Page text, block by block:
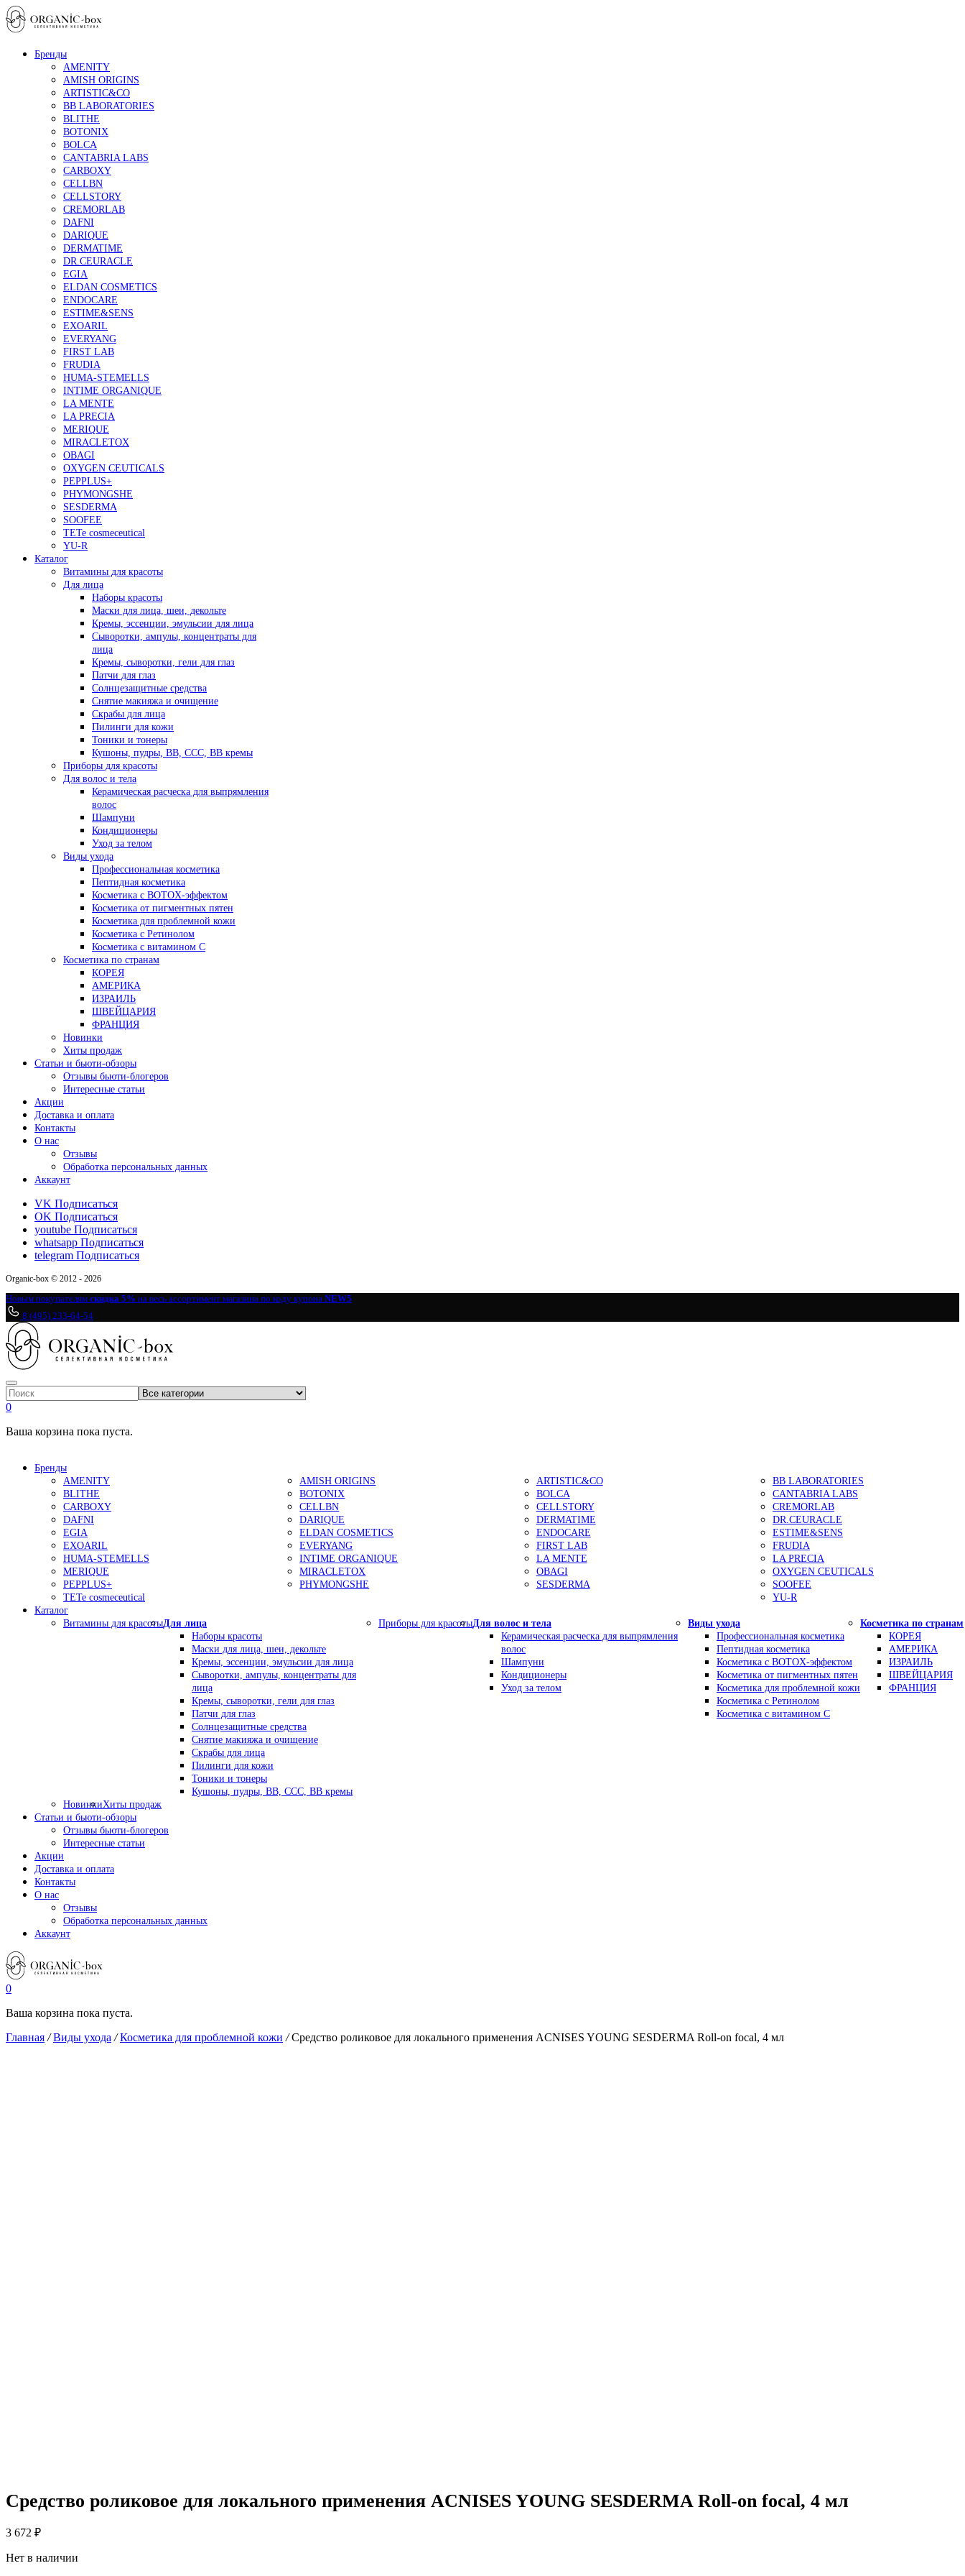
Бренды
AMENITY
AMISH ORIGINS
ARTISTIC&CO
BB LABORATORIES
BLITHE
BOTONIX
BOLCA
CANTABRIA LABS
CARBOXY
CELLBN
CELLSTORY
CREMORLAB
DAFNI
DARIQUE
DERMATIME
DR.CEURACLE
EGIA
ELDAN COSMETICS
ENDOCARE
ESTIME&SENS
EXOARIL
EVERYANG
FIRST LAB
FRUDIA
HUMA-STEMELLS
INTIME ORGANIQUE
LA MENTE
LA PRECIA
MERIQUE
MIRACLETOX
OBAGI
OXYGEN CEUTICALS
PEPPLUS+
PHYMONGSHE
SESDERMA
SOOFEE
TETe cosmeceutical
YU-R
Каталог
Витамины для красоты
Для лица
Наборы красоты
Маски для лица, шеи, декольте
Кремы, эссенции, эмульсии для лица
Сыворотки, ампулы, концентраты для
лица
Кремы, сыворотки, гели для глаз
Патчи для глаз
Солнцезащитные средства
Снятие макияжа и очищение
Скрабы для лица
Пилинги для кожи
Тоники и тонеры
Кушоны, пудры, ВВ, ССС, ВВ кремы
Приборы для красоты
Для волос и тела
Керамическая расческа для выпрямления
волос
Шампуни
Кондиционеры
Уход за телом
Виды ухода
Профессиональная косметика
Пептидная косметика
Косметика с BOTOX-эффектом
Косметика от пигментных пятен
Косметика для проблемной кожи
Косметика с Ретинолом
Косметика с витамином С
Косметика по странам
КОРЕЯ
АМЕРИКА
ИЗРАИЛЬ
ШВЕЙЦАРИЯ
ФРАНЦИЯ
Новинки
Хиты продаж
Статьи и бьюти-обзоры
Отзывы бьюти-блогеров
Интересные статьи
Акции
Доставка и оплата
Контакты
О нас
Отзывы
Обработка персональных данных
Аккаунт
VK Подписаться
OK Подписаться
youtube Подписаться
whatsapp Подписаться
telegram Подписаться
Organic-box © 2012 - 2026
Новым покупателям скидка 5% на весь ассортимент магазина по коду купона NEW5
8 (495) 233-64-54
0
Ваша корзина пока пуста.
Бренды
AMENITY
AMISH ORIGINS ARTISTIC&CO
BB LABORATORIES
BLITHE
BOTONIX BOLCA
CANTABRIA LABS
CARBOXY
CELLBN CELLSTORY
CREMORLAB
DAFNI
DARIQUE DERMATIME
DR.CEURACLE
EGIA
ELDAN COSMETICS ENDOCARE
ESTIME&SENS
EXOARIL
EVERYANG FIRST LAB
FRUDIA
HUMA-STEMELLS
INTIME ORGANIQUE LA MENTE
LA PRECIA
MERIQUE
MIRACLETOX OBAGI
OXYGEN CEUTICALS
PEPPLUS+
PHYMONGSHE SESDERMA
SOOFEE
TETe cosmeceutical
YU-R
Каталог
Витамины для красотыДля лица
Наборы красоты
Маски для лица, шеи, декольте
Кремы, эссенции, эмульсии для лица
Сыворотки, ампулы, концентраты для
лица
Кремы, сыворотки, гели для глаз
Патчи для глаз
Солнцезащитные средства
Снятие макияжа и очищение
Скрабы для лица
Пилинги для кожи
Тоники и тонеры
Кушоны, пудры, ВВ, ССС, ВВ кремы
Приборы для красотыДля волос и тела
Керамическая расческа для выпрямления
волос
Шампуни
Кондиционеры
Уход за телом
Виды ухода
Профессиональная косметика
Пептидная косметика
Косметика с BOTOX-эффектом
Косметика от пигментных пятен
Косметика для проблемной кожи
Косметика с Ретинолом
Косметика с витамином С
Косметика по странам
КОРЕЯ
АМЕРИКА
ИЗРАИЛЬ
ШВЕЙЦАРИЯ
ФРАНЦИЯ
НовинкиХиты продаж
Статьи и бьюти-обзоры
Отзывы бьюти-блогеров
Интересные статьи
Акции
Доставка и оплата
Контакты
О нас
Отзывы
Обработка персональных данных
Аккаунт
0
Ваша корзина пока пуста.
Главная /Виды ухода /Косметика для проблемной кожи /Средство роликовое для локального применения ACNISES YOUNG SESDERMA Roll-on focal, 4 мл
Средство роликовое для локального применения ACNISES YOUNG SESDERMA Roll-on focal, 4 мл
3 672 ₽
Нет в наличии